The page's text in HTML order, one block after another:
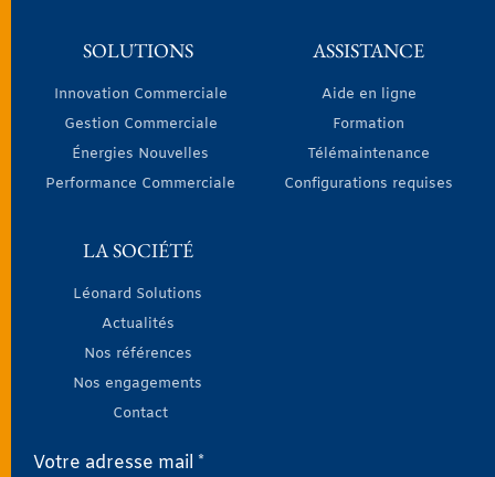
SOLUTIONS
Innovation Commerciale
Gestion Commerciale
Énergies Nouvelles
Performance Commerciale
ASSISTANCE
Aide en ligne
Formation
Télémaintenance
Configurations requises
LA SOCIÉTÉ
Léonard Solutions
Actualités
Nos références
Nos engagements
Contact
Votre adresse mail *